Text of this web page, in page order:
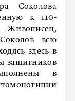
Соколова
к 110-
всю
здесь в
защитников
в